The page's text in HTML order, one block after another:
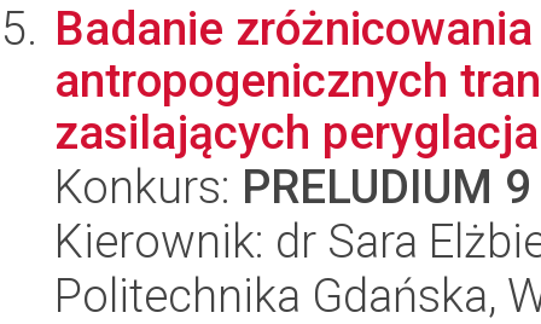
Badanie
antropogenicznych
zasilających
Konkurs: PRELUDIUM 9
Kierownik: dr Sara
Politechnika Gdańska,